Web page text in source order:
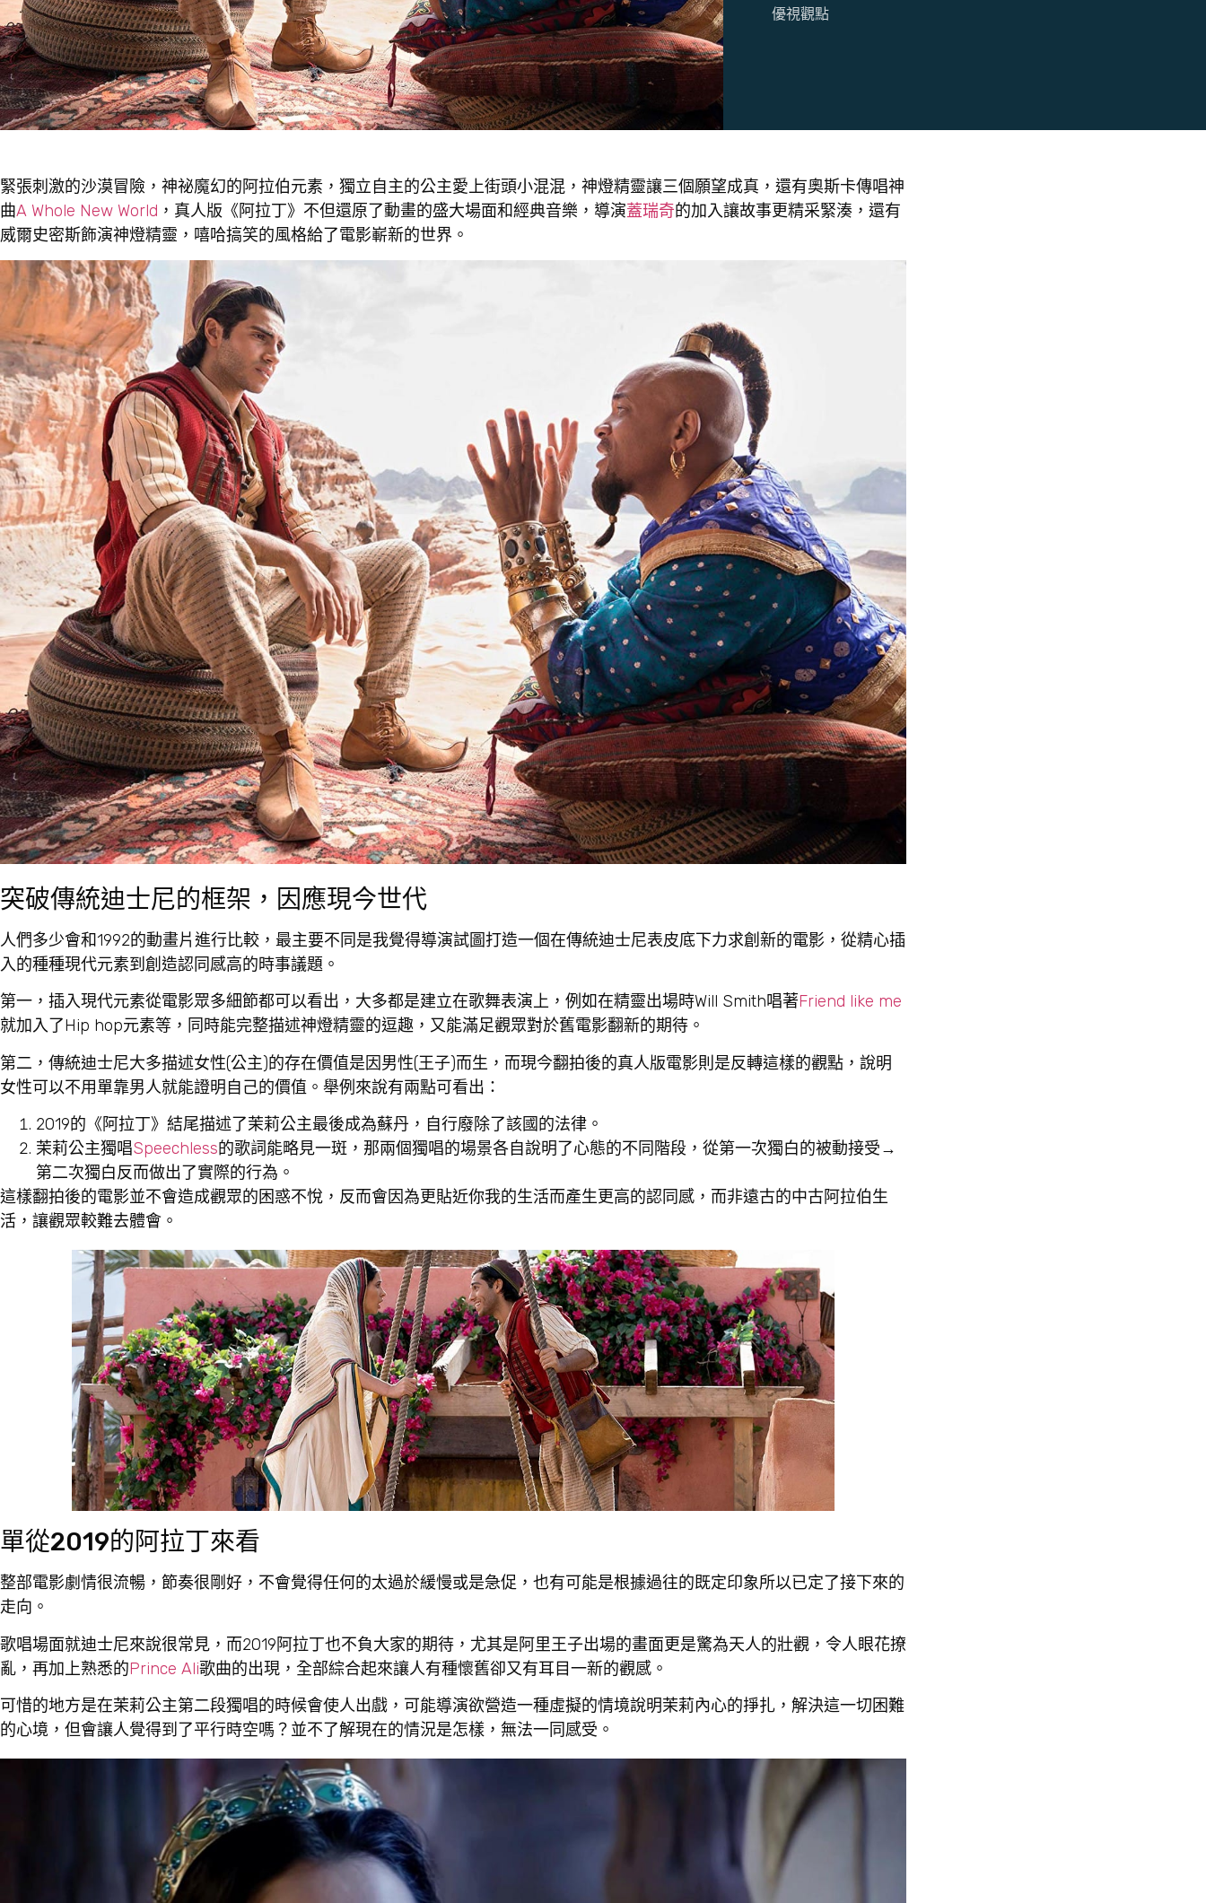
優視觀點
緊張刺激的沙漠冒險，神祕魔幻的阿拉伯元素，獨立自主的公主愛上街頭小混混，神燈精靈讓三個願望成真，還有奧斯卡傳唱神
曲A Whole New World ，真人版《阿拉丁》不但還原了動畫的盛大場面和經典音樂，導演蓋瑞奇的加入讓故事更精采緊湊，還有
威爾史密斯飾演神燈精靈，嘻哈搞笑的風格給了電影嶄新的世界。
突破傳統迪士尼的框架，因應現今世代
人們多少會和1992的動畫片進行比較，最主要不同是我覺得導演試圖打造一個在傳統迪士尼表皮底下力求創新的電影，從精心插
入的種種現代元素到創造認同感高的時事議題。
第一，插入現代元素從電影眾多細節都可以看出，大多都是建立在歌舞表演上，例如在精靈出場時Will Smith唱著Friend like me
就加入了Hip hop元素等，同時能完整描述神燈精靈的逗趣，又能滿足觀眾對於舊電影翻新的期待。
第二，傳統迪士尼大多描述女性(公主)的存在價值是因男性(王子)而生，而現今翻拍後的真人版電影則是反轉這樣的觀點，說明
女性可以不用單靠男人就能證明自己的價值。舉例來說有兩點可看出：
2019的《阿拉丁》結尾描述了茉莉公主最後成為蘇丹，自行廢除了該國的法律。
茉莉公主獨唱Speechless的歌詞能略見一斑，那兩個獨唱的場景各自說明了心態的不同階段，從第一次獨白的被動接受→
第二次獨白反而做出了實際的行為。
這樣翻拍後的電影並不會造成觀眾的困惑不悅，反而會因為更貼近你我的生活而產生更高的認同感，而非遠古的中古阿拉伯生
活，讓觀眾較難去體會。
單從2019的阿拉丁來看
整部電影劇情很流暢，節奏很剛好，不會覺得任何的太過於緩慢或是急促，也有可能是根據過往的既定印象所以已定了接下來的
走向。
歌唱場面就迪士尼來說很常見，而2019阿拉丁也不負大家的期待，尤其是阿里王子出場的畫面更是驚為天人的壯觀，令人眼花撩
亂，再加上熟悉的Prince Ali歌曲的出現，全部綜合起來讓人有種懷舊卻又有耳目一新的觀感。
可惜的地方是在茉莉公主第二段獨唱的時候會使人出戲，可能導演欲營造一種虛擬的情境說明茉莉內心的掙扎，解決這一切困難
的心境，但會讓人覺得到了平行時空嗎？並不了解現在的情況是怎樣，無法一同感受。